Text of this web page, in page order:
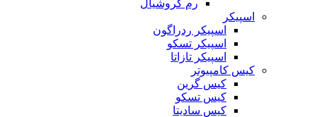
رم کروشیال
اسپیکر
اسپیکر ردراگون
اسپیکر تسکو
اسپیکر تازاتا
کیس کامپیوتر
کیس گرین
کیس تسکو
کیس سادیتا